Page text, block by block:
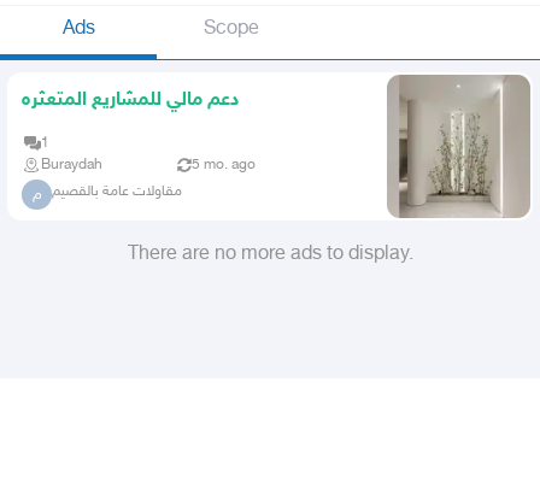
Ads Scope
دعم مالي للمشاريع المتعثره
1
Buraydah
5 mo. ago
م مقاولات عامة بالقصيم
There are no more ads to display.